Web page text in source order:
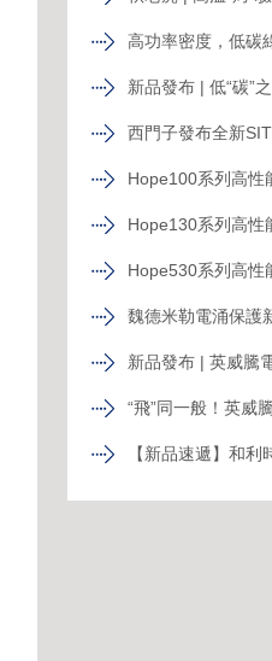
西門子發布全新
Hope100系列高性
Hope130系列高性
Hope530系列高性